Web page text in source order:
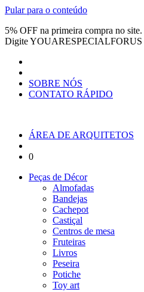
Pular para o conteúdo
5% OFF na primeira compra no site.
DigiteYOUARESPECIALFORUS
SOBRE NÓS
CONTATO RÁPIDO
ÁREA DE ARQUITETOS
0
Peças de Décor
Almofadas
Bandejas
Cachepot
Castiçal
Centros de mesa
Fruteiras
Livros
Peseira
Potiche
Toy art